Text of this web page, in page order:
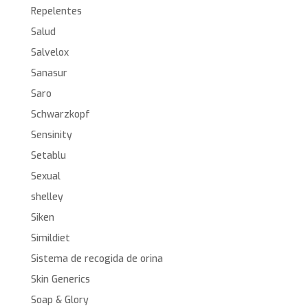
Repelentes
Salud
Salvelox
Sanasur
Saro
Schwarzkopf
Sensinity
Setablu
Sexual
shelley
Siken
Simildiet
Sistema de recogida de orina
Skin Generics
Soap & Glory